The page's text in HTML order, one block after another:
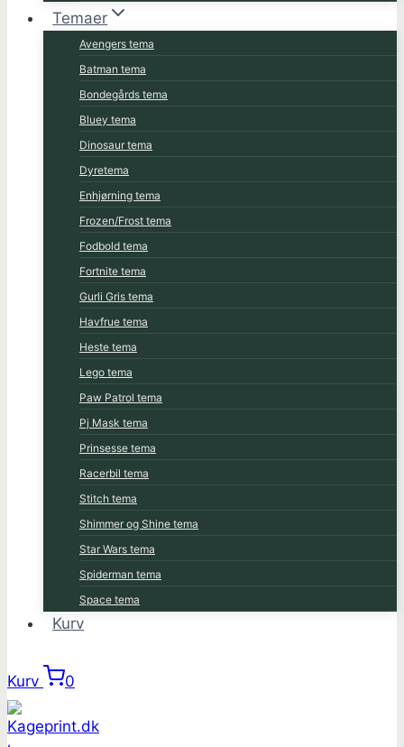
Temaer
Avengers tema
Batman tema
Bondegårds tema
Bluey tema
Dinosaur tema
Dyretema
Enhjørning tema
Frozen/Frost tema
Fodbold tema
Fortnite tema
Gurli Gris tema
Havfrue tema
Heste tema
Lego tema
Paw Patrol tema
Pj Mask tema
Prinsesse tema
Racerbil tema
Stitch tema
Shimmer og Shine tema
Star Wars tema
Spiderman tema
Space tema
Kurv
Kurv 0